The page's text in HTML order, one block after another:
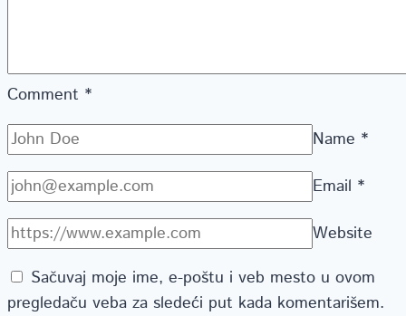
Comment *
Name *
Email *
Website
Sačuvaj moje ime, e-poštu i veb mesto u ovom
pregledaču veba za sledeći put kada komentarišem.